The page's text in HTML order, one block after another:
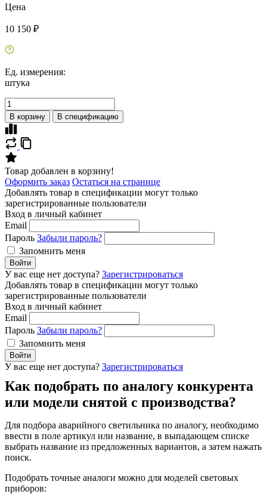
Цена
10 150 ₽
Ед. измерения:
штука
В корзину В спецификацию
Товар добавлен в корзину!
Оформить заказ Остаться на странице
Добавлять товар в спецификации могут только
зарегистрированные пользователи
Вход в личный кабинет
Email
Пароль Забыли пароль?
Запомнить меня
Войти
У вас еще нет доступа? Зарегистрироваться
Добавлять товар в спецификации могут только
зарегистрированные пользователи
Вход в личный кабинет
Email
Пароль Забыли пароль?
Запомнить меня
Войти
У вас еще нет доступа? Зарегистрироваться
Как подобрать по аналогу конкурента
или модели снятой с производства?
Для подбора аварийного светильника по аналогу, необходимо
ввести в поле артикул или название, в выпадающем списке
выбрать название из предложенных вариантов, а затем нажать
поиск.
Подобрать точные аналоги можно для моделей световых
приборов: